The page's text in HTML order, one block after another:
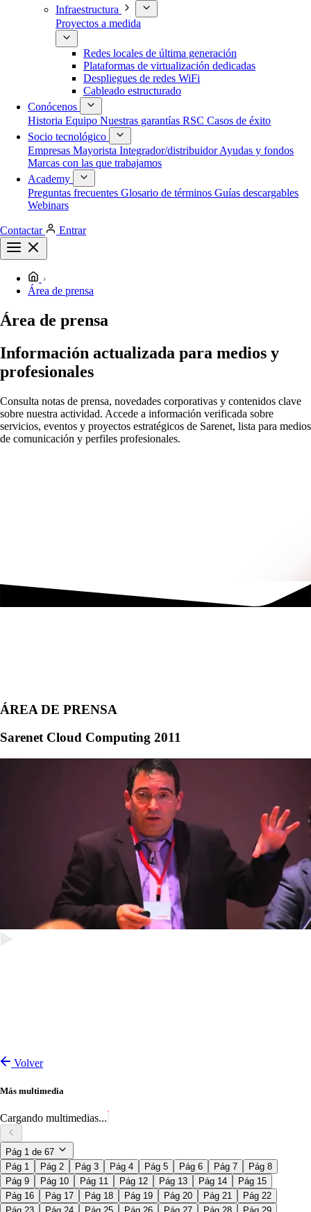
Infraestructura
Proyectos a medida
Redes locales de última generación
Plataformas de virtualización dedicadas
Despliegues de redes WiFi
Cableado estructurado
Conócenos
Historia Equipo Nuestras garantías RSC Casos de éxito
Socio tecnológico
Empresas Mayorista Integrador/distribuidorAyudas y fondos
Marcas con las que trabajamos
Academy
Preguntas frecuentes Glosario de términos Guías descargables
Webinars
Contactar Entrar
Área de prensa
Área de prensa
Información actualizada para medios y
profesionales
Consulta notas de prensa, novedades corporativas y contenidos clave
sobre nuestra actividad. Accede a información verificada sobre
servicios, eventos y proyectos estratégicos de Sarenet, lista para medios
de comunicación y perfiles profesionales.
ÁREA DE PRENSA
Sarenet Cloud Computing 2011
Volver
Más multimedia
Cargando multimedias...
Pág 1 de 67
Pág 1
Pág 2 Pág 3 Pág 4 Pág 5 Pág 6 Pág 7
Pág 8
Pág 9
Pág 10 Pág 11 Pág 12 Pág 13 Pág 14
Pág 15
Pág 16
Pág 17 Pág 18 Pág 19 Pág 20 Pág 21
Pág 22